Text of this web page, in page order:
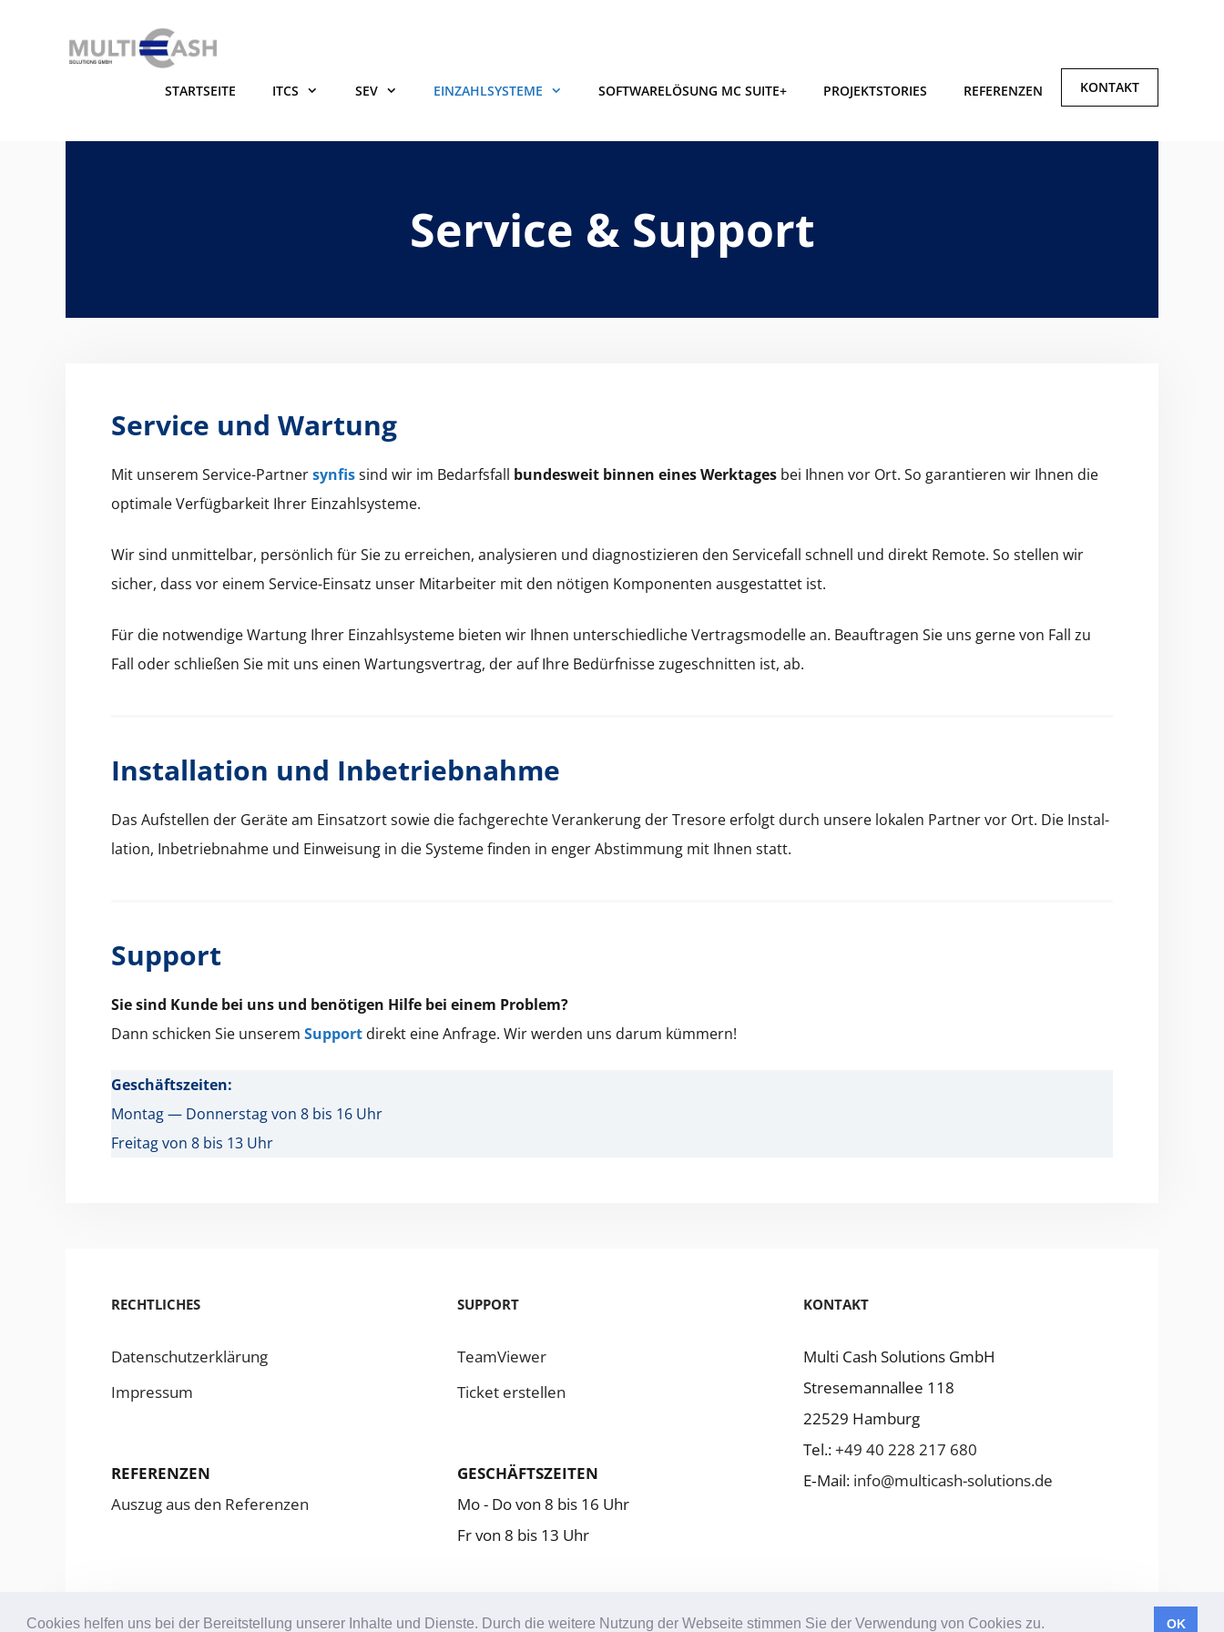
Cookies helfen uns bei der Bereitstellung unserer Inhalte und Dienste. Durch die weitere Nutzung der Webseite stimmen Sie der Verwendung von Cookies zu. OK
STARTSEITE ITCS SEV EINZAHL­SYSTEME SOFTWARELÖSUNG MC SUITE+ PROJEKTSTORIES REFERENZEN KONTAKT
Service & Support
Service und Wartung
Mit unserem Ser­vice-Part­nersyn­fissind wir im Bedarfs­fall bun­desweit bin­nen eines Werk­tages bei Ihnen vor Ort. So garantieren wir Ihnen die
opti­male Ver­füg­barkeit Ihrer Ein­zahlsys­teme.
Wir sind unmit­tel­bar, per­sön­lich für Sie zu erre­ichen, analysieren und diag­nos­tizieren den Ser­vice­fall schnell und direkt Remote. So stellen wir
sich­er, dass vor einem Ser­vice-Ein­satz unser Mitar­beit­er mit den nöti­gen Kom­po­nen­ten aus­ges­tat­tet ist.
Für die notwendi­ge Wartung Ihrer Ein­zahlsys­teme bieten wir Ihnen unter­schiedliche Ver­tragsmod­elle an. Beauf­tra­gen Sie uns gerne von Fall zu
Fall oder schließen Sie mit uns einen Wartungsver­trag, der auf Ihre Bedürfnisse zugeschnit­ten ist, ab.
Installation und Inbetriebnahme
Das Auf­stellen der Geräte am Ein­sat­zort sowie die fachgerechte Ver­ankerung der Tre­sore erfol­gt durch unsere lokalen Part­ner vor Ort. Die Instal­
la­tion, Inbe­trieb­nahme und Ein­weisung in die Sys­teme find­en in enger Abstim­mung mit Ihnen statt.
Support
Sie sind Kunde bei uns und benöti­gen Hil­fe bei einem Prob­lem?
Dann schick­en Sie unserem Sup­port direkt eine Anfrage. Wir wer­den uns darum küm­mern!
Geschäft­szeit­en:
Mon­tag — Don­ner­stag von 8 bis 16 Uhr
Fre­itag von 8 bis 13 Uhr
RECHTLICHES
Datenschutzerklärung
Impressum
REFERENZEN
Auszug aus den Referenzen
SUPPORT
TeamViewer
Ticket erstellen
GESCHÄFTSZEITEN
Mo - Do von 8 bis 16 Uhr
Fr von 8 bis 13 Uhr
KONTAKT
Mul­ti Cash Solu­tions GmbH
Stre­se­man­nallee 118
22529 Ham­burg
Tel.:+49 40 228 217 680
E‑Mail: info@multicash-solutions.de
© 2026 MULTI CASH SOLUTIONS GMBH